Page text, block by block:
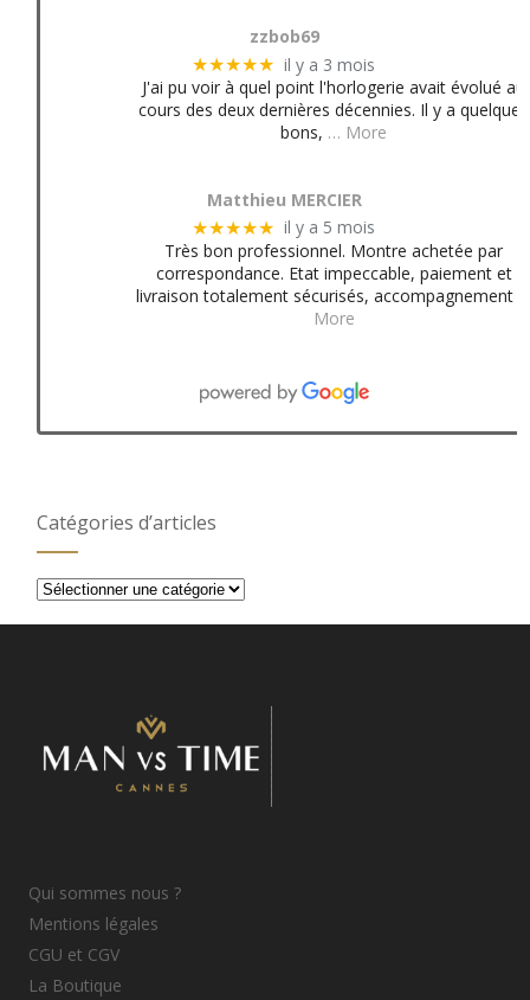
zzbob69
★★★★★ il y a 3 mois
J'ai pu voir à quel point l'horlogerie avait évolué au
cours des deux dernières décennies. Il y a quelques
bons, … More
Matthieu MERCIER
★★★★★ il y a 5 mois
Très bon professionnel. Montre achetée par
correspondance. Etat impeccable, paiement et
livraison totalement sécurisés, accompagnement
More
Catégories d’articles
Catégories
Qui sommes nous ?
Mentions légales
CGU et CGV
La Boutique